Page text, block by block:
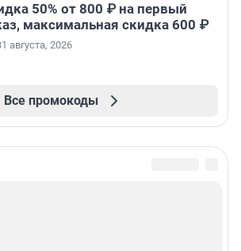
50% от 800 ₽ на первый
максимальная скидка 600 ₽
августа, 2026
Все промокоды